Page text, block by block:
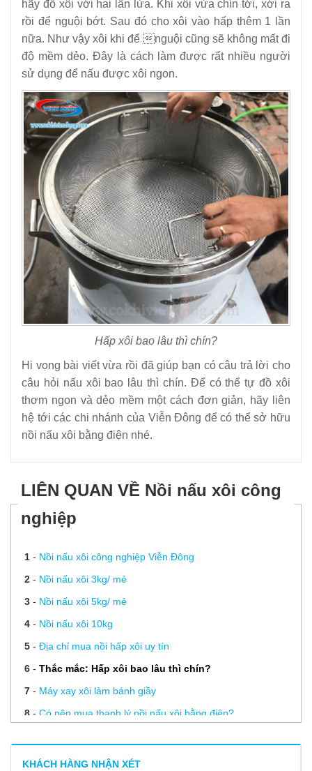
hãy đồ xôi với hai lần lửa. Khi xôi vừa chín tới, xới ra
rồi để nguội bớt. Sau đó cho xôi vào hấp thêm 1 lần
nữa. Như vậy xôi khi để nguội cũng sẽ không mất đi
độ mềm dẻo. Đây là cách làm được rất nhiều người
sử dụng để nấu được xôi ngon.
Hấp xôi bao lâu thì chín?
Hi vọng bài viết vừa rồi đã giúp bạn có câu trả lời cho
câu hỏi nấu xôi bao lâu thì chín. Để có thể tự đồ xôi
thơm ngon và dẻo mềm một cách đơn giản, hãy liên
hệ tới các chi nhánh của Viễn Đông để có thể sở hữu
nồi nấu xôi bằng điện nhé.
LIÊN QUAN VỀ Nồi nấu xôi công
nghiệp
1- Nồi nấu xôi công nghiệp Viễn Đông
2- Nồi nấu xôi 3kg/ mẻ
3- Nồi nấu xôi 5kg/ mẻ
4- Nồi nấu xôi 10kg
5- Địa chỉ mua nồi hấp xôi uy tín
6- Thắc mắc: Hấp xôi bao lâu thì chín?
7- Máy xay xôi làm bánh giầy
8- Có nên mua thanh lý nồi nấu xôi bằng điện?
hiện nay
KHÁCH HÀNG NHẬN XÉT